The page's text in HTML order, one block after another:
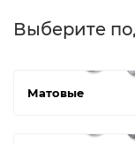
Выберите
Матовые